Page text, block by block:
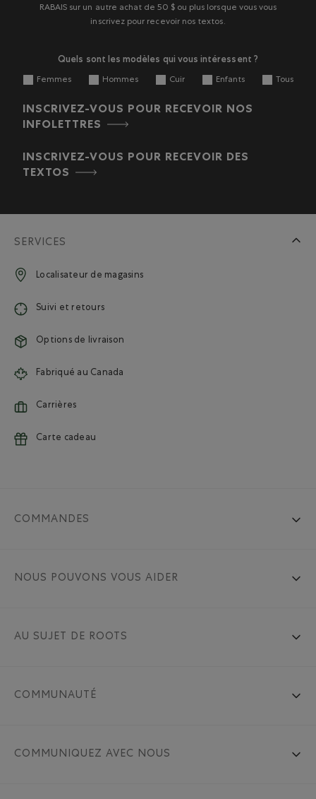
RABAIS sur un autre achat de 50 $ ou plus lorsque vous vous
inscrivez pour recevoir nos textos.
Quels sont les modèles qui vous intéressent ?
Femmes Hommes Cuir Enfants Tous
INSCRIVEZ-VOUS POUR RECEVOIR NOS
INFOLETTRES
INSCRIVEZ-VOUS POUR RECEVOIR DES
TEXTOS
SERVICES
Localisateur de magasins
Suivi et retours
Options de livraison
Fabriqué au Canada
Carrières
Carte cadeau
COMMANDES
NOUS POUVONS VOUS AIDER
AU SUJET DE ROOTS
COMMUNAUTÉ
COMMUNIQUEZ AVEC NOUS